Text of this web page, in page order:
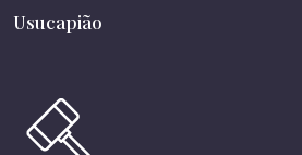
Usucapião